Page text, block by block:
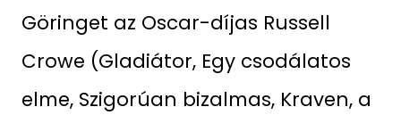
Göringet az Oscar-díjas Russell
Crowe (Gladiátor, Egy csodálatos
elme, Szigorúan bizalmas, Kraven, a